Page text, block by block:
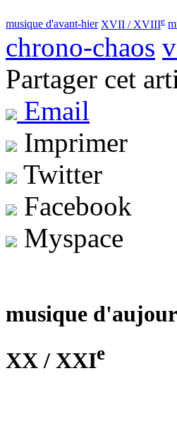
musique d'avant-hier XVII / XVIIIe
chrono-chaos
Partager cet
Email
Imprimer
Twitter
Facebook
Myspace
musique
XX / XXIe